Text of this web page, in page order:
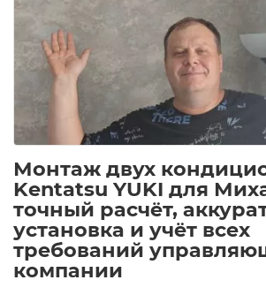
Монтаж двух
Kentatsu YUKI для
точный расчёт,
установка и учёт всех
требований
компании